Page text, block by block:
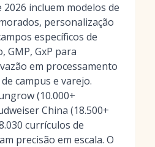
2026 incluem modelos de
personalização
específicos de
GMP, GxP para
em processamento
campus e varejo.
(10.000+
China (18.500+
currículos de
precisão em escala. O